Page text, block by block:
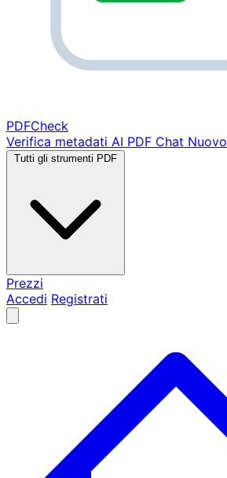
PDFCheck
Verifica metadati AI PDF Chat Nuovo
Tutti gli strumenti PDF
Prezzi
Accedi Registrati